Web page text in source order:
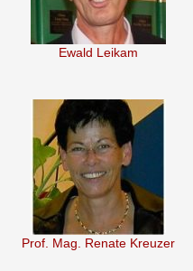
Ewald Leikam
Prof. Mag. Renate Kreuzer